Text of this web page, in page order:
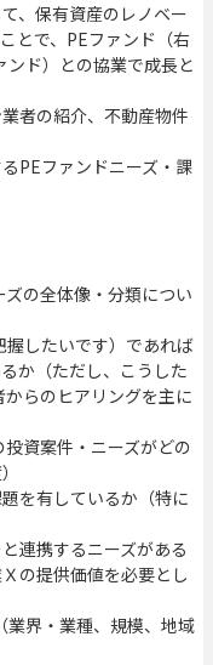
、保有資産のレノベー
とで、PEファンド（右
ド）との協業で成長と
者の紹介、不動産物件
PEファンドニーズ・課
の全体像・分類につい
したいです）であれば
か（ただし、こうした
らのヒアリングを主に
資案件・ニーズがどの
を有しているか（特に
連携するニーズがある
の提供価値を必要とし
界・業種、規模、地域